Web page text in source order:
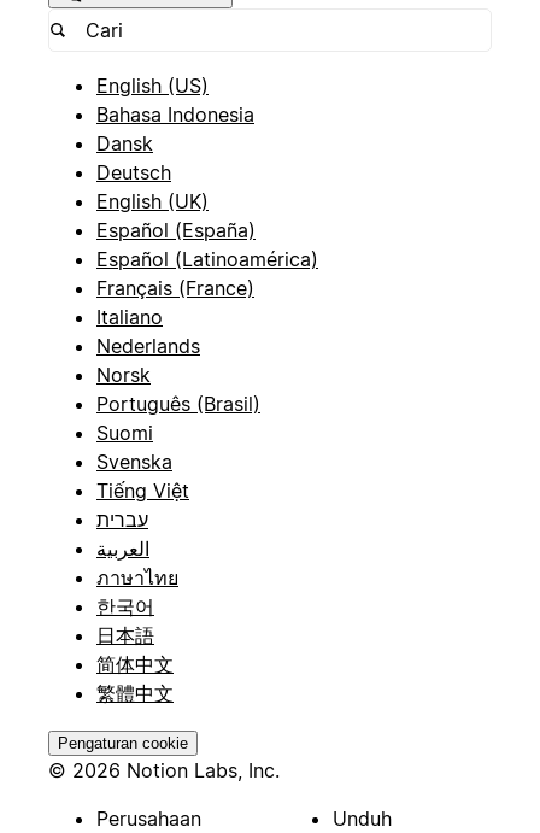
English (US)
Bahasa Indonesia
Dansk
Deutsch
English (UK)
Español (España)
Español (Latinoamérica)
Français (France)
Italiano
Nederlands
Norsk
Português (Brasil)
Suomi
Svenska
Tiếng Việt
עברית
العربية
ภาษาไทย
한국어
日本語
简体中文
繁體中文
Pengaturan cookie
© 2026 Notion Labs, Inc.
Perusahaan
Unduh